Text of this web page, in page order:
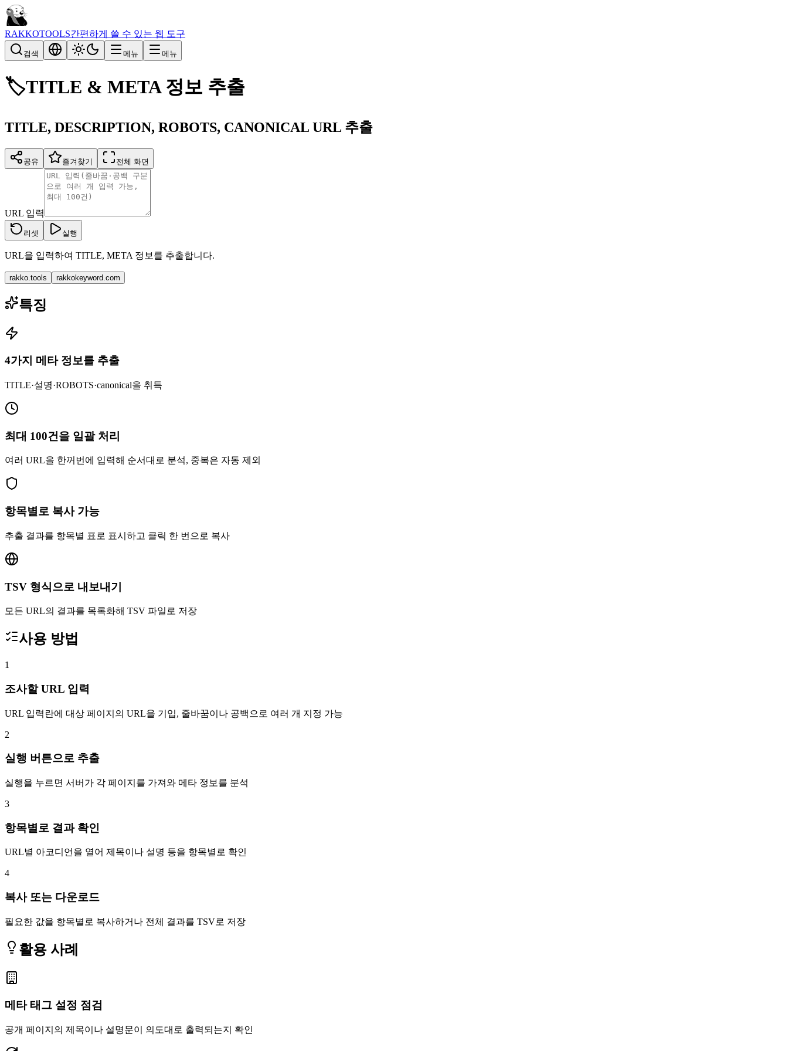
RAKKOTOOLS간편하게 쓸 수 있는 웹 도구
검색 메뉴 메뉴
🏷️TITLE & META 정보 추출
TITLE, DESCRIPTION, ROBOTS, CANONICAL URL 추출
공유 즐겨찾기 전체 화면
URL 입력
리셋 실행
URL을 입력하여 TITLE, META 정보를 추출합니다.
rakko.tools rakkokeyword.com
특징
4가지 메타 정보를 추출
TITLE·설명·ROBOTS·canonical을 취득
최대 100건을 일괄 처리
여러 URL을 한꺼번에 입력해 순서대로 분석, 중복은 자동 제외
항목별로 복사 가능
추출 결과를 항목별 표로 표시하고 클릭 한 번으로 복사
TSV 형식으로 내보내기
모든 URL의 결과를 목록화해 TSV 파일로 저장
사용 방법
1
조사할 URL 입력
URL 입력란에 대상 페이지의 URL을 기입, 줄바꿈이나 공백으로 여러 개 지정 가능
2
실행 버튼으로 추출
실행을 누르면 서버가 각 페이지를 가져와 메타 정보를 분석
3
항목별로 결과 확인
URL별 아코디언을 열어 제목이나 설명 등을 항목별로 확인
4
복사 또는 다운로드
필요한 값을 항목별로 복사하거나 전체 결과를 TSV로 저장
활용 사례
메타 태그 설정 점검
공개 페이지의 제목이나 설명문이 의도대로 출력되는지 확인